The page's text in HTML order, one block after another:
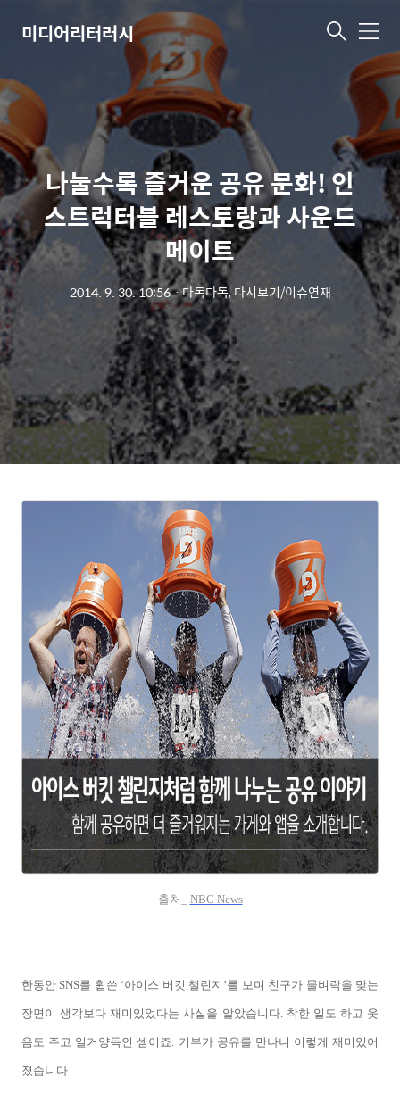
미디어리터러시 메
뉴
나눌수록 즐거운 공유 문화! 인
스트럭터블 레스토랑과 사운드
메이트
2014. 9. 30. 10:56ㆍ다독다독, 다시보기/이슈연재
출처_ NBC News
한동안 SNS를 휩쓴 ‘아이스 버킷 챌린지’를 보며 친구가 물벼락을 맞는
장면이 생각보다 재미있었다는 사실을 알았습니다. 착한 일도 하고 웃
음도 주고 일거양득인 셈이죠. 기부가 공유를 만나니 이렇게 재미있어
졌습니다.